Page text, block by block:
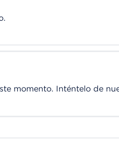
momento. Inténtelo de